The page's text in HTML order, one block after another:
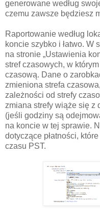
generowane według
czemu zawsze będziesz
Raportowanie według
koncie szybko i łatwo. W
na stronie „Ustawienia
stref czasowych, w
czasową. Dane o
zmieniona strefa
zależności od strefy
zmiana strefy wiąże się z
(jeśli godziny są
na koncie w tej sprawie.
dotyczące płatności,
czasu PST.